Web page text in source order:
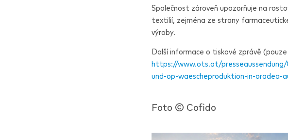
Společnost zároveň upozorňuje na
textilií, zejména ze strany
výroby.
Další informace o tiskové zprávě (pouze
https://www.ots.at/
und-op-waescheproduktion-in-oradea-
Foto © Cofido